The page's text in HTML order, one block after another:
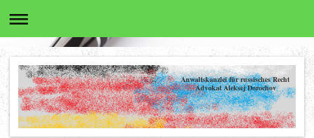
Anwaltskanzlei für russisches Recht
Advokat Aleksej Dorochov